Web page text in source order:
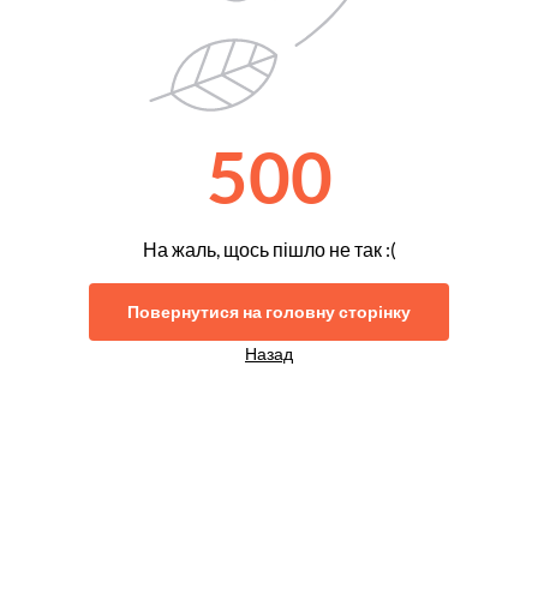
500
На жаль, щось пішло не так :(
Повернутися на головну сторінку
Назад